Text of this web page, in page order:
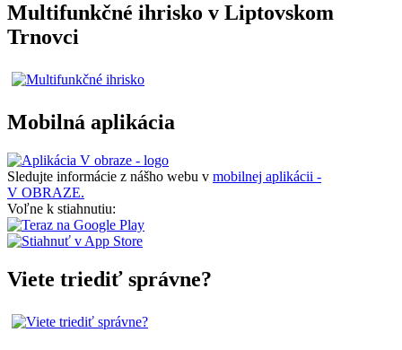
Multifunkčné ihrisko v Liptovskom
Trnovci
Mobilná aplikácia
Sledujte informácie z nášho webu v mobilnej aplikácii -
V OBRAZE.
Voľne k stiahnutiu:
Viete triediť správne?